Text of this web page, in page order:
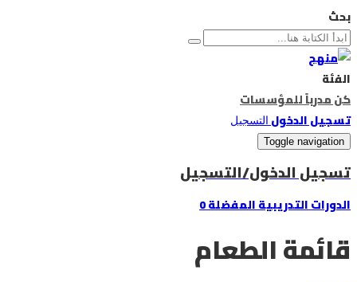
بحث
الفئة
كن مدرباًللمؤسسات
تسجيل الدخول التسجيل
Toggle navigation
تسجيل الدخول/التسجيل
الدورات التدريبيةالمفضلة0
قائمة الطعام